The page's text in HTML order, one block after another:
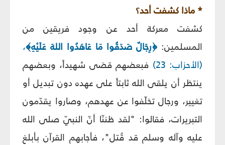
* ماذا كشفت أحد؟
كشفت معركة أحد عن وجود فريقين من
المسلمين: ﴿رِجَالٌ صَدَقُوا مَا عَاهَدُوا اللهَ عَلَيْهِ﴾،
(الأحزاب: 23)
فبعضهم قضى شهيداً، وبعضهم
ينتظر أن يلقى الله ثابتاً على عهده دون تبديل أو
تغيير، ورجال تخلّفوا عن عهدهم، وصاروا يقدّمون
التبريرات، فقالوا: "لقد ظننّا أنّ النبيّ صلى الله
عليه وآله وسلم قد قُتل"، فأجابهم القرآن بأبلغ